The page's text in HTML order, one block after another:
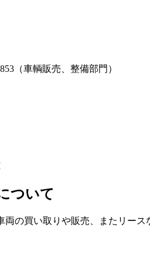
（車輌販売、整備部門）
ついて
の買い取りや販売、またリース